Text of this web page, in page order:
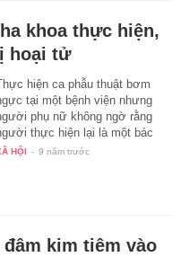
khoa thực hiện,
hoại tử
hiện ca phẫu thuật bơm
tại một bệnh viện nhưng
phụ nữ không ngờ rằng
thực hiện lại là một bác
HỘI - 9 năm trước
kim tiêm vào